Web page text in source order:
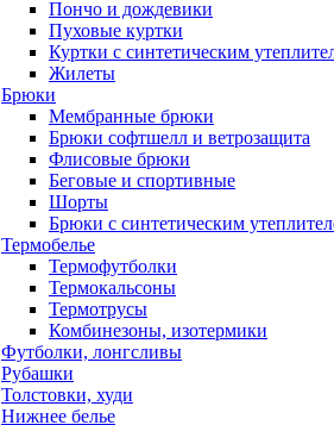
Пончо и дождевики
Пуховые куртки
Куртки с синтетическим
Жилеты
Брюки
Мембранные брюки
Брюки софтшелл и ветрозащита
Флисовые брюки
Беговые и спортивные
Шорты
Брюки с синтетическим
Термобелье
Термофутболки
Термокальсоны
Термотрусы
Комбинезоны, изотермики
Футболки, лонгсливы
Рубашки
Толстовки, худи
Нижнее белье